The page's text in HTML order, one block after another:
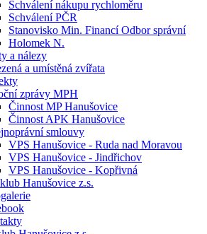
Schválení nákupu rychloměru
Schválení PČR
Stanovisko Min. Financí Odbor správní
Holomek N.
a nálezy
a umístěná zvířata
zprávy MPH
Činnost MP Hanušovice
Činnost APK Hanušovice
smlouvy
VPS Hanušovice - Ruda nad Moravou
VPS Hanušovice - Jindřichov
VPS Hanušovice - Kopřivná
Hanušovice z.s.